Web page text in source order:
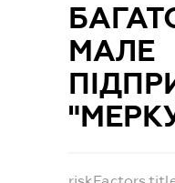
МАЛЕ